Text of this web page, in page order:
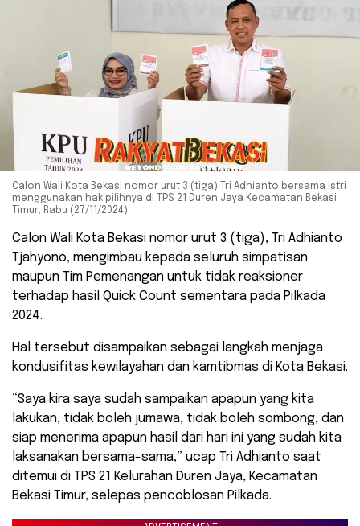
Calon Wali Kota Bekasi nomor urut 3 (tiga) Tri Adhianto bersama Istri
menggunakan hak pilihnya di TPS 21 Duren Jaya Kecamatan Bekasi
Timur, Rabu (27/11/2024).
Calon Wali Kota Bekasi nomor urut 3 (tiga), Tri Adhianto
Tjahyono, mengimbau kepada seluruh simpatisan
maupun Tim Pemenangan untuk tidak reaksioner
terhadap hasil Quick Count sementara pada Pilkada
2024.
Hal tersebut disampaikan sebagai langkah menjaga
kondusifitas kewilayahan dan kamtibmas di Kota Bekasi.
“Saya kira saya sudah sampaikan apapun yang kita
lakukan, tidak boleh jumawa, tidak boleh sombong, dan
siap menerima apapun hasil dari hari ini yang sudah kita
laksanakan bersama-sama,” ucap Tri Adhianto saat
ditemui di TPS 21 Kelurahan Duren Jaya, Kecamatan
Bekasi Timur, selepas pencoblosan Pilkada.